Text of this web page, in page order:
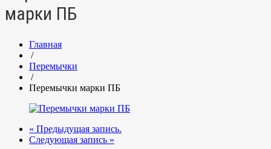
марки ПБ
Главная
/
Перемычки
/
Перемычки марки ПБ
« Предыдущая запись.
Следующая запись »